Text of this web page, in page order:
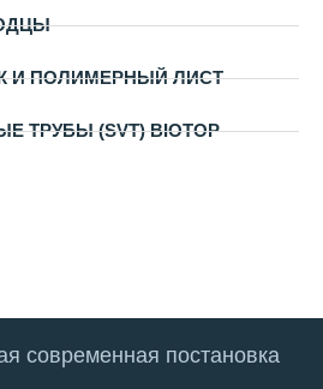
И ПОЛИМЕРНЫЙ ЛИСТ
ТРУБЫ (SVT) BIOTOP
современная постановка